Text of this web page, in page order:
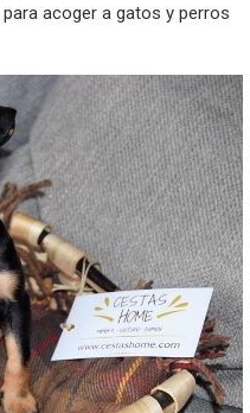
acoger a gatos y perros